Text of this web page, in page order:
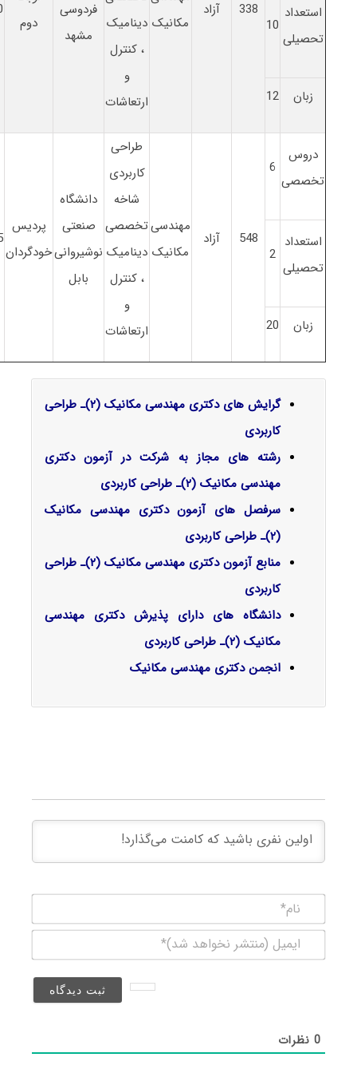
338 آزاد
مکانیک دینامیک
، کنترل
و
ارتعاشات
فردوسی
مشهد
دوم
استعداد
تحصیلی
10
زبان 12
دروس
تخصصی
6
548 آزاد
مهندسی
مکانیک
طراحی
کاربردی
شاخه
تخصصی
دینامیک
، کنترل
و
ارتعاشات
دانشگاه
صنعتی
نوشیروانی
بابل
پردیس
خودگردان
استعداد
تحصیلی
2
زبان 20
گرایش‌ های دکتری مهندسی مکانیک (۲)ـ طراحی
کاربردی
رشته های مجاز به شرکت در آزمون دکتری
مهندسی مکانیک (۲)ـ طراحی کاربردی
سرفصل‌ های آزمون دکتری مهندسی مکانیک
(۲)ـ طراحی کاربردی
منابع آزمون دکتری مهندسی مکانیک (۲)ـ طراحی
کاربردی
دانشگاه های دارای پذیرش دکتری مهندسی
مکانیک (۲)ـ طراحی کاربردی
انجمن دکتری مهندسی مکانیک
(منتشر
0نظرات